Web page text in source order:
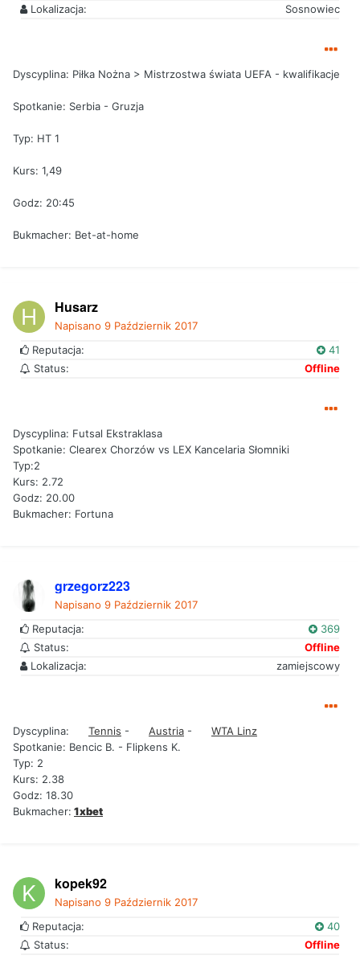
Lokalizacja:
Sosnowiec
Dyscyplina: Piłka Nożna > Mistrzostwa świata UEFA - kwalifikacje
Spotkanie: Serbia - Gruzja
Typ: HT 1
Kurs: 1,49
Godz: 20:45
Bukmacher: Bet-at-home
Husarz
Napisano 9 Październik 2017
Reputacja:
41
Status:
Offline
Dyscyplina: Futsal Ekstraklasa
Spotkanie: Clearex Chorzów vs LEX Kancelaria Słomniki
Typ:2
Kurs: 2.72
Godz: 20.00
Bukmacher: Fortuna
grzegorz223
Napisano 9 Październik 2017
Reputacja:
369
Status:
Offline
Lokalizacja:
zamiejscowy
Dyscyplina: Tennis - Austria -
WTA Linz
Spotkanie: Bencic B. - Flipkens K.
Typ: 2
Kurs: 2.38
Godz: 18.30
Bukmacher: 1xbet
kopek92
Napisano 9 Październik 2017
Reputacja:
40
Status:
Offline